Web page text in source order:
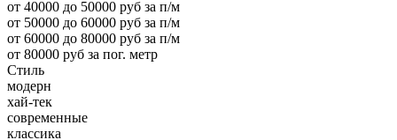
от 40000 до 50000 руб за п/м
от 50000 до 60000 руб за п/м
от 60000 до 80000 руб за п/м
от 80000 руб за пог. метр
Стиль
модерн
хай-тек
современные
классика